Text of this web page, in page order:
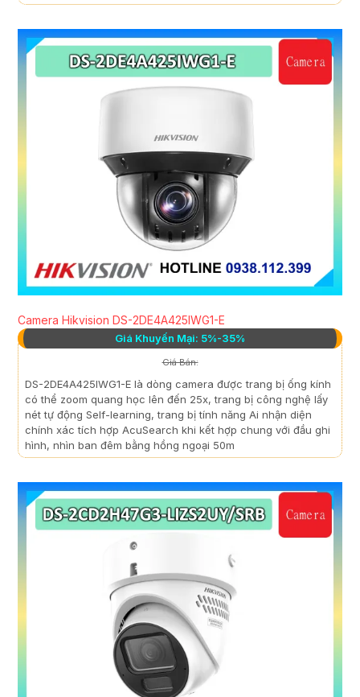
Camera Hikvision DS-2DE4A425IWG1-E
Giá Khuyến Mại: 5%-35%
Giá Bán:
DS-2DE4A425IWG1-E là dòng camera được trang bị ống kính
có thể zoom quang học lên đến 25x, trang bị công nghệ lấy
nét tự động Self-learning, trang bị tính năng Ai nhận diện
chính xác tích hợp AcuSearch khi kết hợp chung với đầu ghi
hình, nhìn ban đêm bằng hồng ngoại 50m